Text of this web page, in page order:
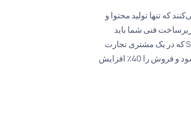
که تنها تولید محتوا و
محصولات کافی است. اما در دنیای پیچیده الگوریتم‌ها در سال 2026، زیرساخت فنی شما باید
مسیر را به‌وضوح به Google نشان دهد. ما در این راهنما فرایند crítica تحلیل SEO که در یک مشتری تجارت
الکترونیک خود تجربه کرده و باعث شد بیش از 5000 صفحه در یک ماه ایندکس شود و فروش را 40٪ افزایش